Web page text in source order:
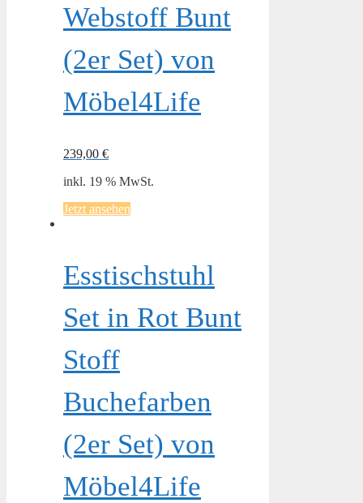
Webstoff Bunt
(2er Set) von
Möbel4Life
239,00 €
inkl. 19 % MwSt.
Jetzt ansehen
Esstischstuhl
Set in Rot Bunt
Stoff
Buchefarben
(2er Set) von
Möbel4Life